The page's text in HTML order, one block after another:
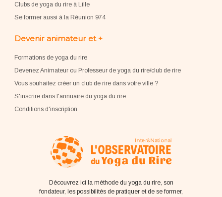
Clubs de yoga du rire à Lille
Se former aussi à la Réunion 974
Devenir animateur et +
Formations de yoga du rire
Devenez Animateur ou Professeur de yoga du rire/club de rire
Vous souhaitez créer un club de rire dans votre ville ?
S'inscrire dans l'annuaire du yoga du rire
Conditions d'inscription
Découvrez ici la méthode du yoga du rire, son
fondateur, les possibilités de pratiquer et de se former,